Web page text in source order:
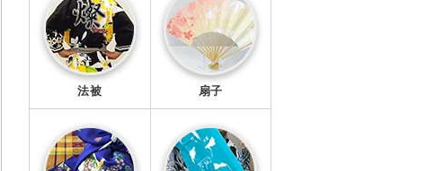
法被 扇子